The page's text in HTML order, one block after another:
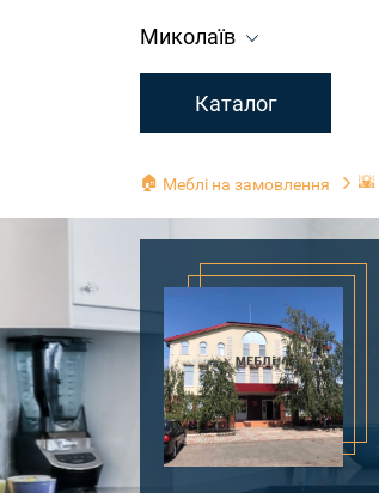
Миколаїв
Каталог
🏠 Меблі на замовлення 🌇